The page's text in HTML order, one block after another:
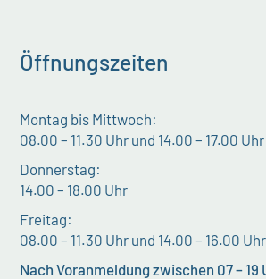
Öffnungszeiten
Montag bis Mittwoch:
08.00 – 11.30 Uhr und 14.00 – 17.00 Uhr
Donnerstag:
14.00 – 18.00 Uhr
Freitag:
08.00 – 11.30 Uhr und 14.00 – 16.00 Uhr
Nach Voranmeldung zwischen 07 – 19